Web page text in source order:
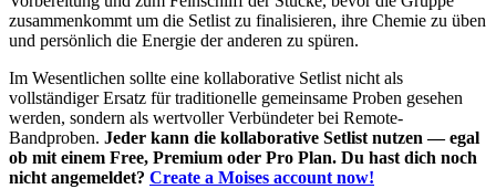
zusammenkommt um die Setlist zu finalisieren, ihre Chemie zu üben
und persönlich die Energie der anderen zu spüren.
Im Wesentlichen sollte eine kollaborative Setlist nicht als
vollständiger Ersatz für traditionelle gemeinsame Proben gesehen
werden, sondern als wertvoller Verbündeter bei Remote-
Bandproben. Jeder kann die kollaborative Setlist nutzen — egal
ob mit einem Free, Premium oder Pro Plan. Du hast dich noch
nicht angemeldet? Create a Moises account now!